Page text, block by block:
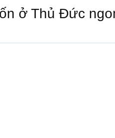
ở Thủ Đức